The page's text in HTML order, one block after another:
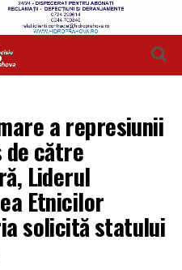
a represiunii
de către
Liderul
Etnicilor
solicită statului